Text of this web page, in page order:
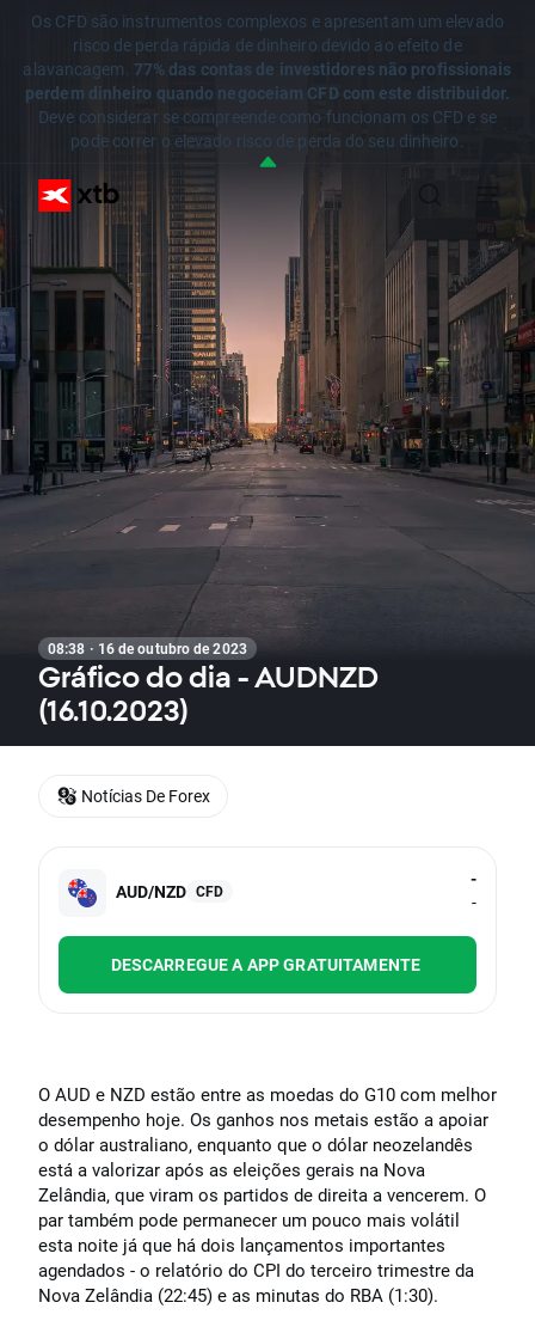
Os CFD são instrumentos complexos e apresentam um elevado
risco de perda rápida de dinheiro devido ao efeito de
alavancagem. 77% das contas de investidores não profissionais
perdem dinheiro quando negoceiam CFD com este distribuidor.
Deve considerar se compreende como funcionam os CFD e se
pode correr o elevado risco de perda do seu dinheiro.
08:38 · 16 de outubro de 2023
Gráfico do dia - AUDNZD
(16.10.2023)
AUD/NZD CFD
-
-
DESCARREGUE A APP GRATUITAMENTE
O AUD e NZD estão entre as moedas do G10 com melhor
desempenho hoje. Os ganhos nos metais estão a apoiar
o dólar australiano, enquanto que o dólar neozelandês
está a valorizar após as eleições gerais na Nova
Zelândia, que viram os partidos de direita a vencerem. O
par também pode permanecer um pouco mais volátil
esta noite já que há dois lançamentos importantes
agendados - o relatório do CPI do terceiro trimestre da
Nova Zelândia (22:45) e as minutas do RBA (1:30).
Notícias De Forex